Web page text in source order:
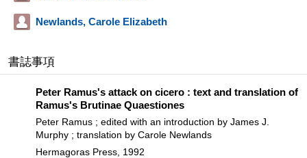
Newlands, Carole Elizabeth
書誌事項
Peter Ramus's attack on cicero : text and translation of
Ramus's Brutinae Quaestiones
Peter Ramus ; edited with an introduction by James J.
Murphy ; translation by Carole Newlands
Hermagoras Press, 1992